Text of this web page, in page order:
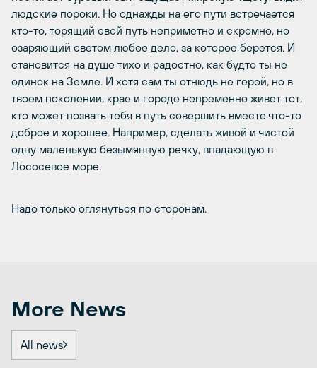
людские пороки. Но однажды на его пути встречается
кто-то, торящий свой путь неприметно и скромно, но
озаряющий светом любое дело, за которое берется. И
становится на душе тихо и радостно, как будто ты не
одинок на Земле. И хотя сам ты отнюдь не герой, но в
твоем поколении, крае и городе непременно живет тот,
кто может позвать тебя в путь совершить вместе что-то
доброе и хорошее. Например, сделать живой и чистой
одну маленькую безымянную речку, впадающую в
Лососевое море.
Надо только оглянуться по сторонам.
More News
All news